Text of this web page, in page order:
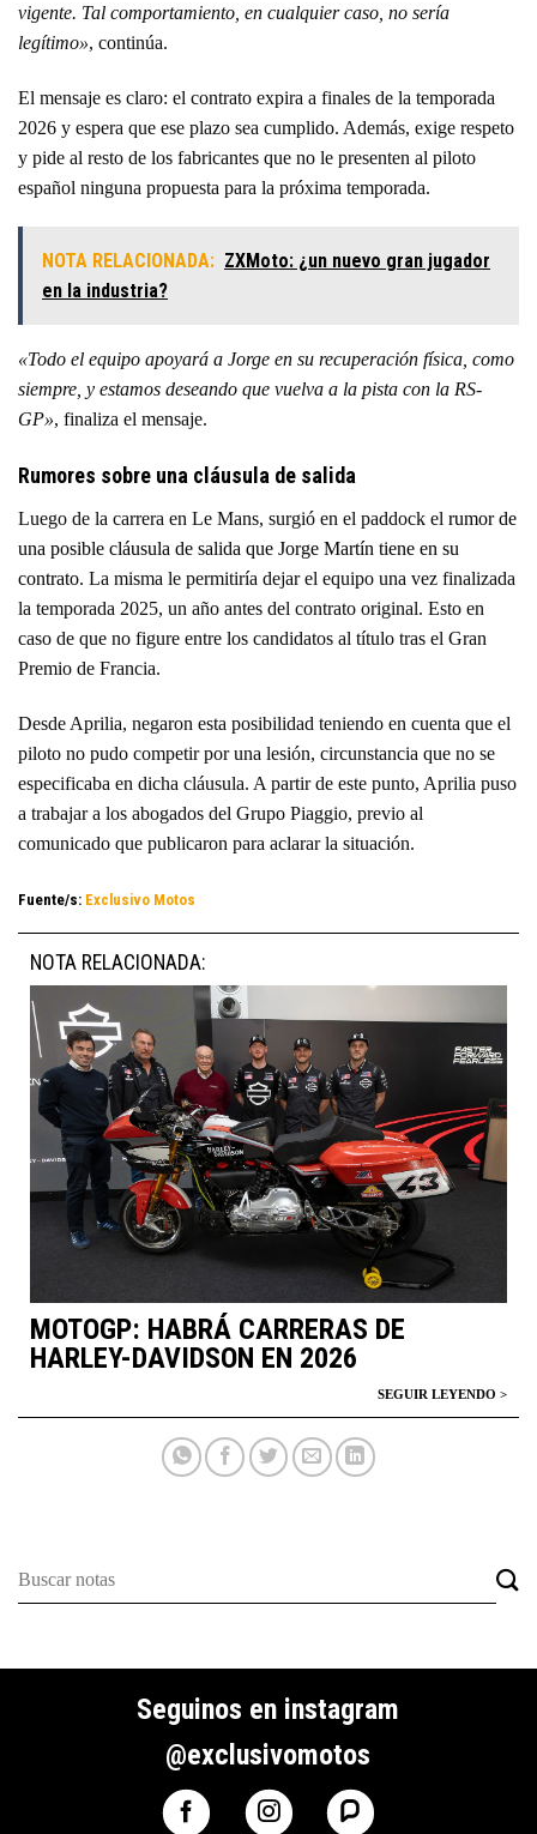
vigente. Tal comportamiento, en cualquier caso, no sería
legítimo», continúa.
El mensaje es claro: el contrato expira a finales de la temporada
2026 y espera que ese plazo sea cumplido. Además, exige respeto
y pide al resto de los fabricantes que no le presenten al piloto
español ninguna propuesta para la próxima temporada.
NOTA RELACIONADA: ZXMoto: ¿un nuevo gran jugador
en la industria?
«Todo el equipo apoyará a Jorge en su recuperación física, como
siempre, y estamos deseando que vuelva a la pista con la RS-
GP», finaliza el mensaje.
Rumores sobre una cláusula de salida
Luego de la carrera en Le Mans, surgió en el paddock el rumor de
una posible cláusula de salida que Jorge Martín tiene en su
contrato. La misma le permitiría dejar el equipo una vez finalizada
la temporada 2025, un año antes del contrato original. Esto en
caso de que no figure entre los candidatos al título tras el Gran
Premio de Francia.
Desde Aprilia, negaron esta posibilidad teniendo en cuenta que el
piloto no pudo competir por una lesión, circunstancia que no se
especificaba en dicha cláusula. A partir de este punto, Aprilia puso
a trabajar a los abogados del Grupo Piaggio, previo al
comunicado que publicaron para aclarar la situación.
Fuente/s: Exclusivo Motos
NOTA RELACIONADA:
MOTOGP: HABRÁ CARRERAS DE
HARLEY-DAVIDSON EN 2026
Seguinos en instagram
@exclusivomotos